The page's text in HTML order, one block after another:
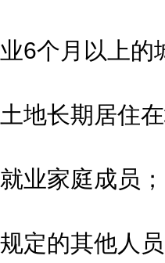
个月以上的
长期居住在
家庭成员；
的其他人